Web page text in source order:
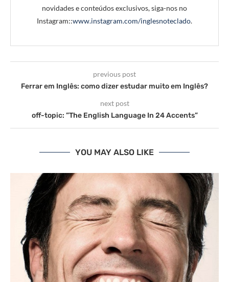
novidades e conteúdos exclusivos, siga-nos no
Instagram::www.instagram.com/inglesnoteclado.
previous post
Ferrar em Inglês: como dizer estudar muito em Inglês?
next post
off-topic: ”The English Language In 24 Accents”
YOU MAY ALSO LIKE